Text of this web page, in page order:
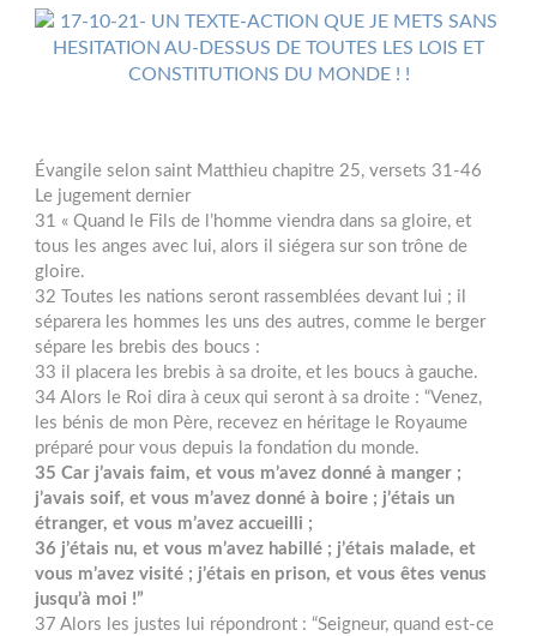
Évangile selon saint Matthieu chapitre 25, versets 31-46
Le jugement dernier
31 « Quand le Fils de l’homme viendra dans sa gloire, et
tous les anges avec lui, alors il siégera sur son trône de
gloire.
32 Toutes les nations seront rassemblées devant lui ; il
séparera les hommes les uns des autres, comme le berger
sépare les brebis des boucs :
33 il placera les brebis à sa droite, et les boucs à gauche.
34 Alors le Roi dira à ceux qui seront à sa droite : “Venez,
les bénis de mon Père, recevez en héritage le Royaume
préparé pour vous depuis la fondation du monde.
35 Car j’avais faim, et vous m’avez donné à manger ;
j’avais soif, et vous m’avez donné à boire ; j’étais un
étranger, et vous m’avez accueilli ;
36 j’étais nu, et vous m’avez habillé ; j’étais malade, et
vous m’avez visité ; j’étais en prison, et vous êtes venus
jusqu’à moi !”
37 Alors les justes lui répondront : “Seigneur, quand est-ce